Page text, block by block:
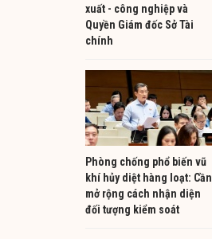
xuất - công nghiệp và
Quyền Giám đốc Sở Tài
chính
Phòng chống phổ biến vũ
khí hủy diệt hàng loạt: Cần
mở rộng cách nhận diện
đối tượng kiểm soát